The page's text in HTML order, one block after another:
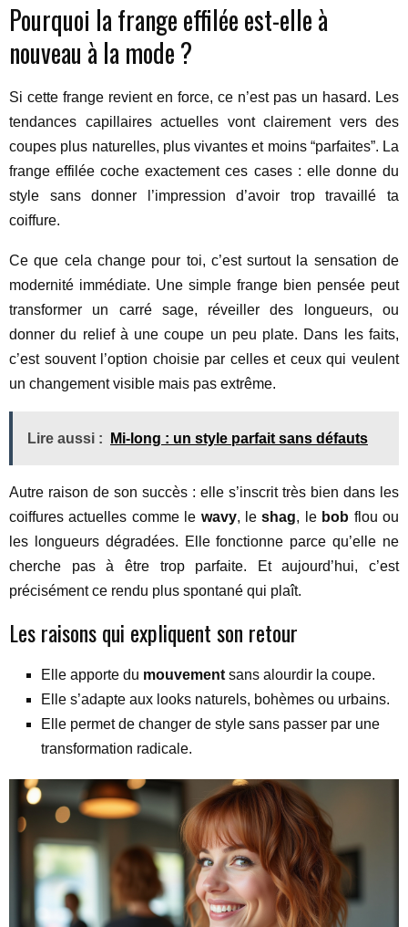
Pourquoi la frange effilée est-elle à
nouveau à la mode ?
Si cette frange revient en force, ce n’est pas un hasard. Les
tendances capillaires actuelles vont clairement vers des
coupes plus naturelles, plus vivantes et moins “parfaites”. La
frange effilée coche exactement ces cases : elle donne du
style sans donner l’impression d’avoir trop travaillé ta
coiffure.
Ce que cela change pour toi, c’est surtout la sensation de
modernité immédiate. Une simple frange bien pensée peut
transformer un carré sage, réveiller des longueurs, ou
donner du relief à une coupe un peu plate. Dans les faits,
c’est souvent l’option choisie par celles et ceux qui veulent
un changement visible mais pas extrême.
Lire aussi : Mi-long : un style parfait sans défauts
Autre raison de son succès : elle s’inscrit très bien dans les
coiffures actuelles comme le wavy, leshag, le bob flou ou
les longueurs dégradées. Elle fonctionne parce qu’elle ne
cherche pas à être trop parfaite. Et aujourd’hui, c’est
précisément ce rendu plus spontané qui plaît.
Les raisons qui expliquent son retour
Elle apporte du mouvement sans alourdir la coupe.
Elle s’adapte aux looks naturels, bohèmes ou urbains.
Elle permet de changer de style sans passer par une
transformation radicale.